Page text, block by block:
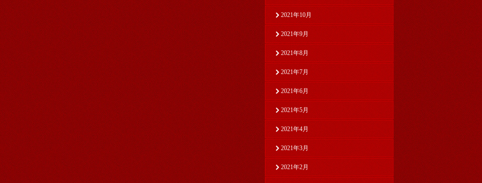
2021年10月
2021年9月
2021年8月
2021年7月
2021年6月
2021年5月
2021年4月
2021年3月
2021年2月